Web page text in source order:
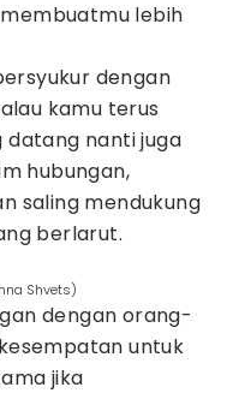
lebih
dengan
kamu terus
datang nanti juga
hubungan,
saling mendukung
berlarut.
Shvets)
dengan orang-
untuk
jika